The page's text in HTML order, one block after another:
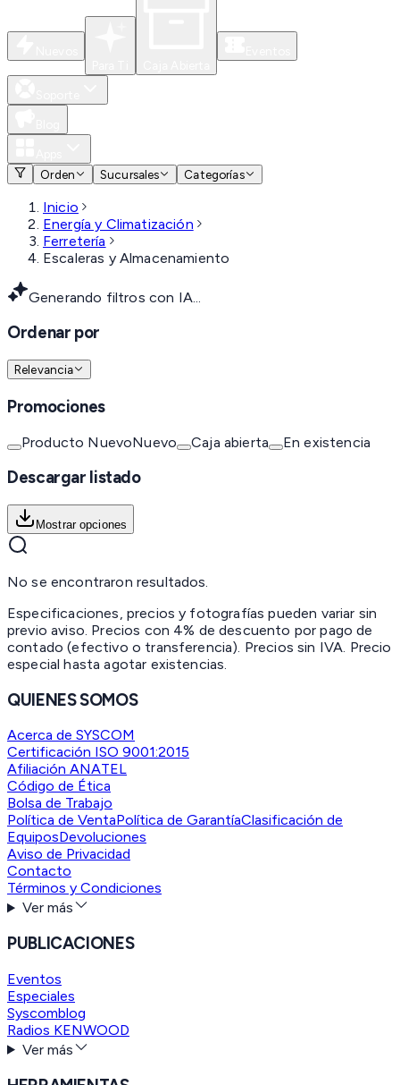
Orden
Sucursales Categorías
Inicio
Energía y Climatización
Ferretería
Escaleras y Almacenamiento
Generando filtros con IA...
Ordenar por
Relevancia
Promociones
Producto NuevoNuevo Caja abierta En existencia
Descargar listado
Mostrar opciones
No se encontraron resultados.
Especificaciones, precios y fotografías pueden variar sin
previo aviso. Precios con 4% de descuento por pago de
contado (efectivo o transferencia). Precios sin IVA. Precio
especial hasta agotar existencias.
QUIENES SOMOS
Acerca de SYSCOM
Certificación ISO 9001:2015
Afiliación ANATEL
Código de Ética
Bolsa de Trabajo
Política de VentaPolítica de GarantíaClasificación de
EquiposDevoluciones
Aviso de Privacidad
Contacto
Términos y Condiciones
Ver más
PUBLICACIONES
Eventos
Especiales
Syscomblog
Radios KENWOOD
Ver más